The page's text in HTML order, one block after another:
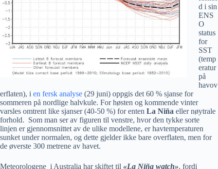
d i sin
ENS
O
status
for
SST
(temp
eratur
på
havov
erflaten), i en fersk analyse (29 juni) oppgis det 60 % sjanse for
sommeren på nordlige halvkule. For høsten og kommende vinter
varsles omtrent like sjanser (40-50 %) for enten La Niña eller nøytrale
forhold. Som man ser av figuren til venstre, hvor den tykke sorte
linjen er gjennomsnittet av de ulike modellene, er havtemperaturen
sunket under normalen, og dette gjelder ikke bare overflaten, men for
de øverste 300 metrene av havet.
Meteorologene i Australia har skiftet til «La Niña watch», fordi